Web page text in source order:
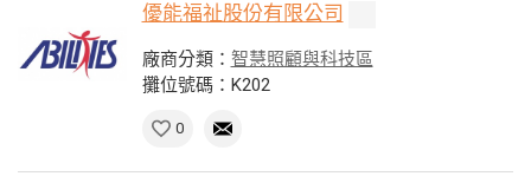
優能福祉股份有限公司
廠商分類： 智慧照顧與科技區
攤位號碼：K202
0